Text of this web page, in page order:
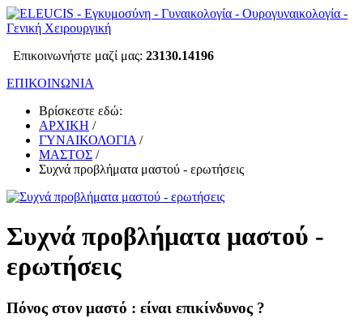
Επικοινωνήστε μαζί μας: 23130.14196
ΕΠΙΚΟΙΝΩΝΙΑ
Βρίσκεστε εδώ:
ΑΡΧΙΚΗ /
ΓΥΝΑΙΚΟΛΟΓΙΑ /
ΜΑΣΤΟΣ /
Συχνά προβλήματα μαστού - ερωτήσεις
Συχνά προβλήματα μαστού -
ερωτήσεις
Πόνος στον μαστό : είναι επικίνδυνος ?